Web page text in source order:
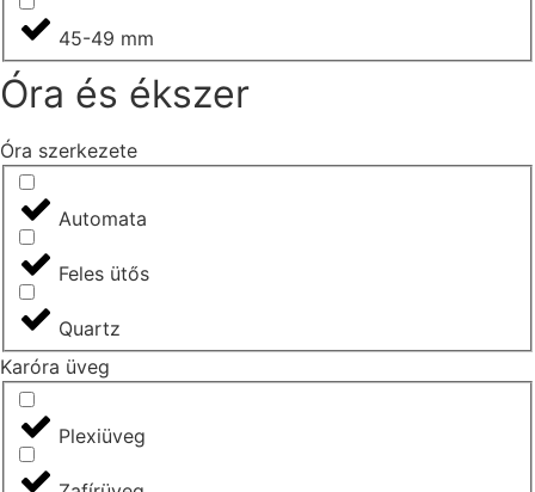
45-49 mm
Óra és ékszer
Óra szerkezete
Automata
Feles ütős
Quartz
Karóra üveg
Plexiüveg